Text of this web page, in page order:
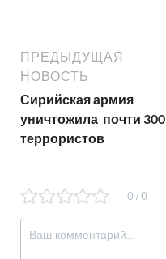
ПРЕДЫДУЩАЯ
НОВОСТЬ
Сирийская армия
уничтожила почти 300
террористов
0 / 0